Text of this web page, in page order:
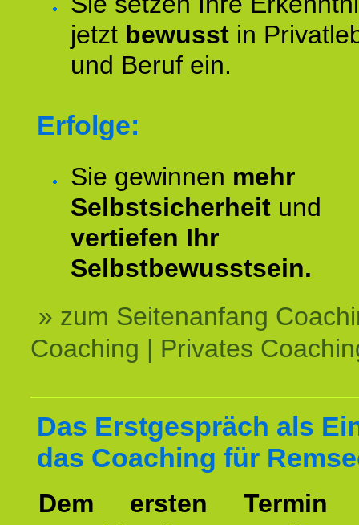
jetzt bewusst in
und Beruf ein.
Erfolge:
Sie gewinnen mehr
Selbstsicherheit und
vertiefen Ihr
Selbstbewusstsein.
» zum Seitenanfang
Coaching | Privates
Das Erstgespräch als
das Coaching für
Dem ersten